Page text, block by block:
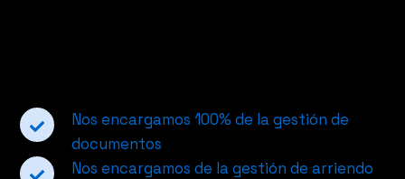
Nos encargamos 100% de la gestión de
documentos
Nos encargamos de la gestión de arriendo